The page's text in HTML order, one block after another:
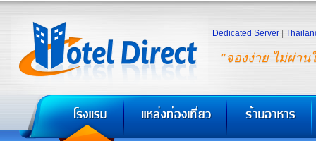
"จองง่าย ไม่ผ่าน
Dedicated Server